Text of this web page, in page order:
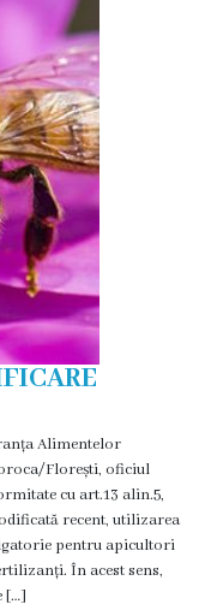
Alimentelor
Florești, oficiul
cu art.13 alin.5,
recent, utilizarea
pentru apicultori
În acest sens,
[…]